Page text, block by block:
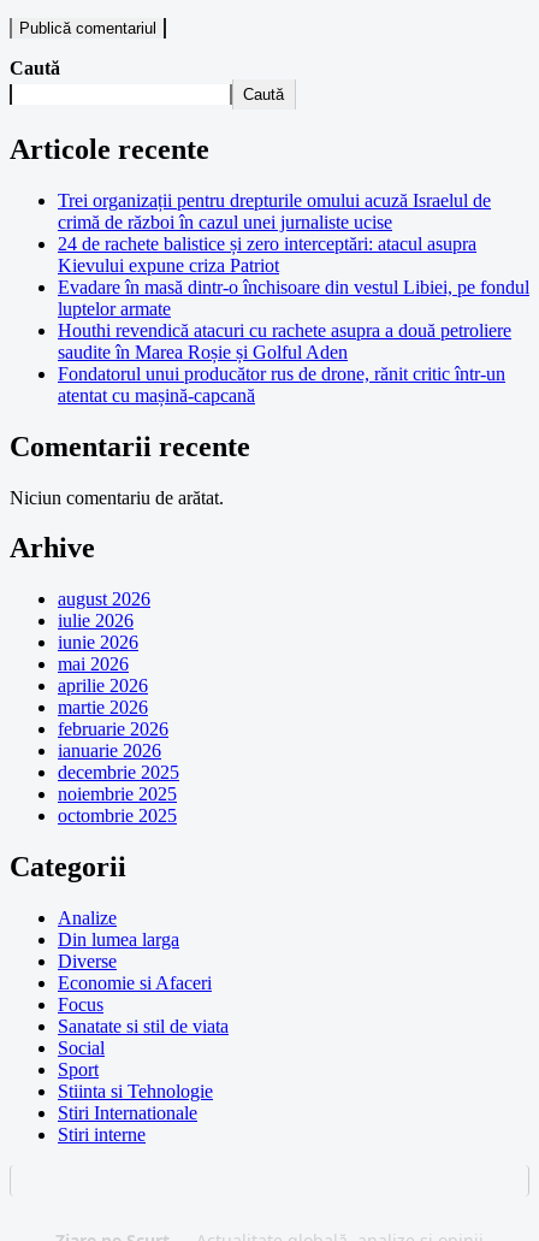
Caută
Caută
Articole recente
Trei organizații pentru drepturile omului acuză Israelul de
crimă de război în cazul unei jurnaliste ucise
24 de rachete balistice și zero interceptări: atacul asupra
Kievului expune criza Patriot
Evadare în masă dintr-o închisoare din vestul Libiei, pe fondul
luptelor armate
Houthi revendică atacuri cu rachete asupra a două petroliere
saudite în Marea Roșie și Golful Aden
Fondatorul unui producător rus de drone, rănit critic într-un
atentat cu mașină-capcană
Comentarii recente
Niciun comentariu de arătat.
Arhive
august 2026
iulie 2026
iunie 2026
mai 2026
aprilie 2026
martie 2026
februarie 2026
ianuarie 2026
decembrie 2025
noiembrie 2025
octombrie 2025
Categorii
Analize
Din lumea larga
Diverse
Economie si Afaceri
Focus
Sanatate si stil de viata
Social
Sport
Stiinta si Tehnologie
Stiri Internationale
Stiri interne